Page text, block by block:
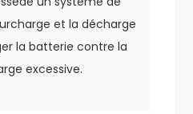
et la décharge
la batterie contre la
excessive.